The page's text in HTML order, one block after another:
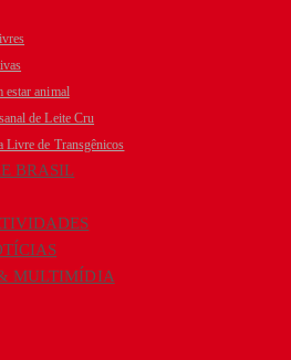
estar animal
de Leite Cru
Livre de Transgênicos
BRASIL
MULTIMÍDIA